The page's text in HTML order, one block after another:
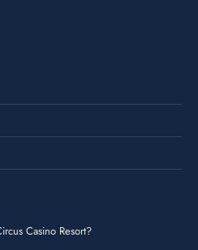
Casino Resort?